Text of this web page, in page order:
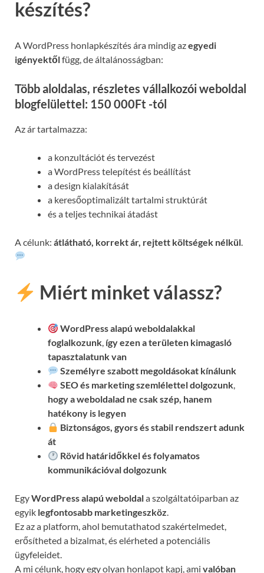
készítés?
A WordPress honlapkészítés ára mindig azegyedi
igényektőlfügg, de általánosságban:
Több aloldalas, részletes vállalkozói weboldal
blogfelülettel: 150 000Ft -tól
Az ár tartalmazza:
a konzultációt és tervezést
a WordPress telepítést és beállítást
a design kialakítását
a keresőoptimalizált tartalmi struktúrát
és a teljes technikai átadást
A célunk: átlátható, korrekt ár, rejtett költségek nélkül
Miért minket válassz?
WordPress alapú weboldalakkal
foglalkozunk, így ezen a területen kimagasló
tapasztalatunk van
Személyre szabott megoldásokat kínálunk
SEO és marketing szemlélettel dolgozunk,
hogy a weboldalad ne csak szép, hanem
hatékony is legyen
Biztonságos, gyors és stabil rendszert adunk
át
Rövid határidőkkel és folyamatos
kommunikációvaldolgozunk
EgyWordPress alapú weboldala szolgáltatóiparban az
egyik legfontosabb marketingeszköz.
Ez az a platform, ahol bemutathatod szakértelmedet,
erősítheted a bizalmat, és elérheted a potenciális
ügyfeleidet.
A mi célunk, hogy egy olyan honlapot kapj, ami valóban